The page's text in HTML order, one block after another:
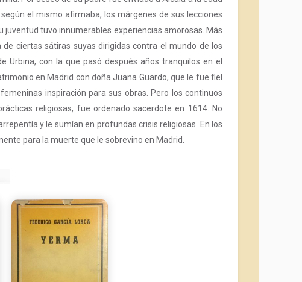
el mismo afirmaba, los márgenes de sus lecciones
juventud tuvo innumerables experiencias amorosas. Más
ciertas sátiras suyas dirigidas contra el mundo de los
Urbina, con la que pasó después años tranquilos en el
en Madrid con doña Juana Guardo, que le fue fiel
inspiración para sus obras. Pero los continuos
religiosas, fue ordenado sacerdote en 1614. No
y le sumían en profundas crisis religiosas. En los
para la muerte que le sobrevino en Madrid.